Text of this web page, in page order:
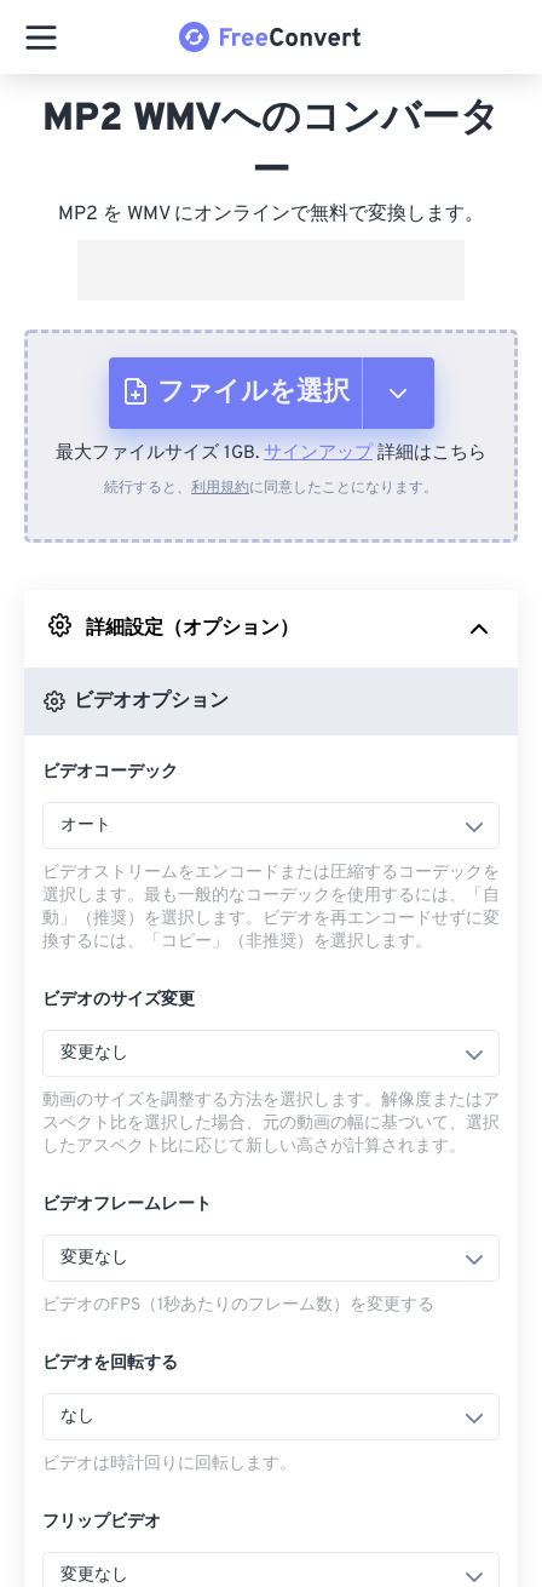
MP2 WMVへのコンバータ
ー
MP2 を WMV にオンラインで無料で変換します。
ファイルを選択
デバイスから
Googleドライブから
最大ファイルサイズ 1GB. サインアップ詳細はこちら
続行すると、 利用規約に同意したことになります。
詳細設定（オプション）
ビデオオプション
ビデオコーデック
オート
ビデオストリームをエンコードまたは圧縮するコーデックを
選択します。最も一般的なコーデックを使用するには、「自
動」（推奨）を選択します。ビデオを再エンコードせずに変
換するには、「コピー」（非推奨）を選択します。
ビデオのサイズ変更
変更なし
動画のサイズを調整する方法を選択します。解像度またはア
スペクト比を選択した場合、元の動画の幅に基づいて、選択
したアスペクト比に応じて新しい高さが計算されます。
ビデオフレームレート
変更なし
ビデオのFPS（1秒あたりのフレーム数）を変更する
ビデオを回転する
なし
ビデオは時計回りに回転します。
フリップビデオ
変更なし